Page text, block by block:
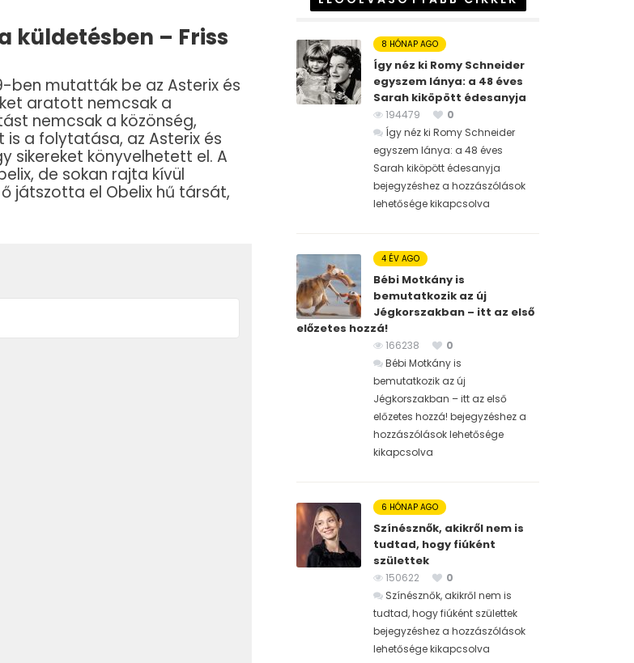
küldetésben – Friss
ben mutatták be az Asterix és
aratott nemcsak a
nemcsak a közönség,
is a folytatása, az Asterix és
sikereket könyvelhetett el. A
de sokan rajta kívül
játszotta el Obelix hű társát,
8 HÓNAP AGO
Így néz ki Romy Schneider
egyszem lánya: a 48 éves
Sarah kiköpött édesanyja
194479
0
Így néz ki Romy Schneider
egyszem lánya: a 48 éves
Sarah kiköpött édesanyja
bejegyzéshez a hozzászólások
lehetősége kikapcsolva
4 ÉV AGO
Bébi Motkány is
bemutatkozik az új
Jégkorszakban – itt az első
előzetes hozzá!
166238
0
Bébi Motkány is
bemutatkozik az új
Jégkorszakban – itt az első
előzetes hozzá! bejegyzéshez a
hozzászólások lehetősége
kikapcsolva
6 HÓNAP AGO
Színésznők, akikről nem is
tudtad, hogy fiúként
születtek
150622
0
Színésznők, akikről nem is
tudtad, hogy fiúként születtek
bejegyzéshez a hozzászólások
lehetősége kikapcsolva